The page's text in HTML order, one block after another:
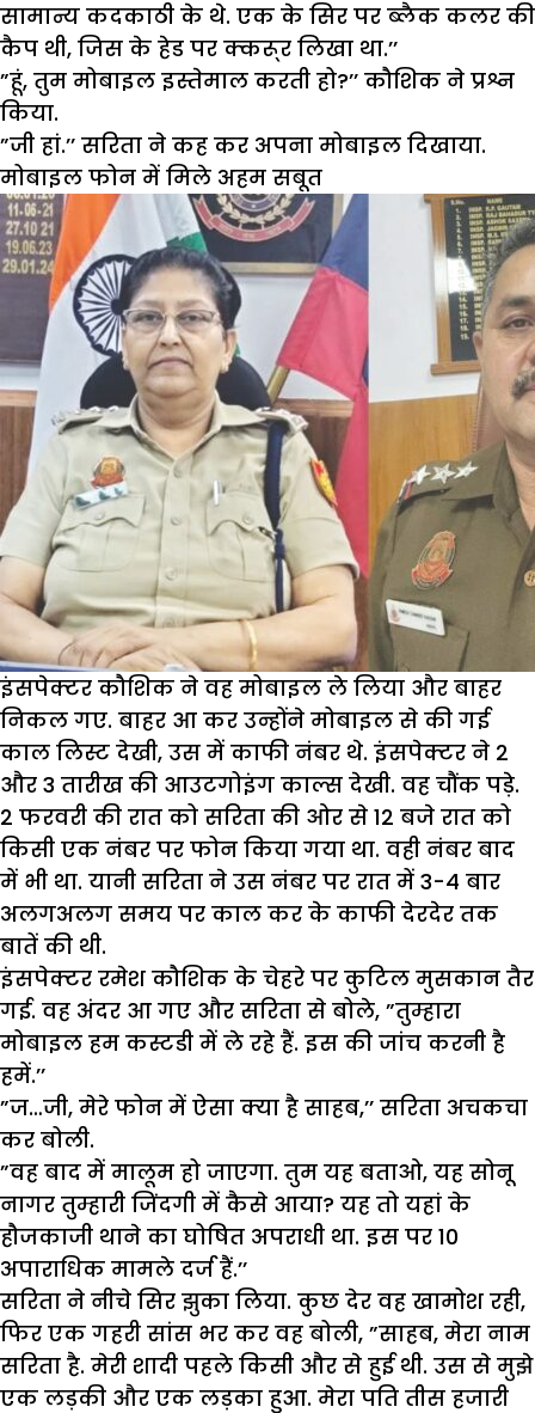
सामान्य कदकाठी के थे. एक के सिर पर ब्लैक कलर की
कैप थी, जिस के हेड पर क्करू्र लिखा था.’’
”हूं, तुम मोबाइल इस्तेमाल करती हो?’’ कौशिक ने प्रश्न
किया.
”जी हां.’’ सरिता ने कह कर अपना मोबाइल दिखाया.
मोबाइल फोन में मिले अहम सबूत
इंसपेक्टर कौशिक ने वह मोबाइल ले लिया और बाहर
निकल गए. बाहर आ कर उन्होंने मोबाइल से की गई
काल लिस्ट देखी, उस में काफी नंबर थे. इंसपेक्टर ने 2
और 3 तारीख की आउटगोइंग काल्स देखी. वह चौंक पड़े.
2 फरवरी की रात को सरिता की ओर से 12 बजे रात को
किसी एक नंबर पर फोन किया गया था. वही नंबर बाद
में भी था. यानी सरिता ने उस नंबर पर रात में 3-4 बार
अलगअलग समय पर काल कर के काफी देरदेर तक
बातें की थी.
इंसपेक्टर रमेश कौशिक के चेहरे पर कुटिल मुसकान तैर
गई. वह अंदर आ गए और सरिता से बोले, ”तुम्हारा
मोबाइल हम कस्टडी में ले रहे हैं. इस की जांच करनी है
हमें.’’
”ज…जी, मेरे फोन में ऐसा क्या है साहब,’’ सरिता अचकचा
कर बोली.
”वह बाद में मालूम हो जाएगा. तुम यह बताओ, यह सोनू
नागर तुम्हारी जिंदगी में कैसे आया? यह तो यहां के
हौजकाजी थाने का घोषित अपराधी था. इस पर 10
अपाराधिक मामले दर्ज हैं.’’
सरिता ने नीचे सिर झुका लिया. कुछ देर वह खामोश रही,
फिर एक गहरी सांस भर कर वह बोली, ”साहब, मेरा नाम
सरिता है. मेरी शादी पहले किसी और से हुई थी. उस से मुझे
एक लड़की और एक लड़का हुआ. मेरा पति तीस हजारी